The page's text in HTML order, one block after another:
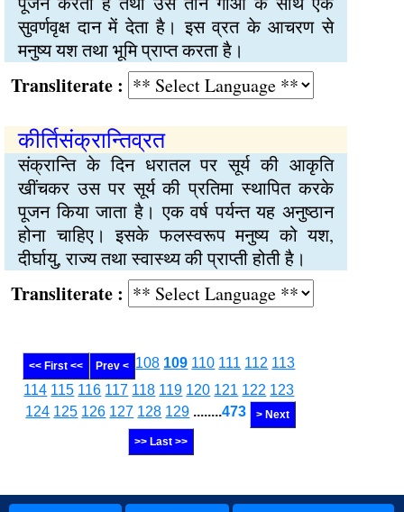
सुवर्णवृक्ष दान में देता है। इस व्रत के आचरण से
मनुष्य यश तथा भूमि प्राप्त करता है।
:
कीर्तिसंक्रान्तिव्रत
संक्रान्ति के दिन धरातल पर सूर्य की आकृति
खींचकर उस पर सूर्य की प्रतिमा स्थापित करके
पूजन किया जाता है। एक वर्ष पर्यन्त यह अनुष्ठान
होना चाहिए। इसके फलस्वरूप मनुष्य को यश,
दीर्घायु, राज्य तथा स्वास्थ्य की प्राप्ती होती है।
:
<< First << Prev < 108 109 110 111 112 113
114 115 116 117 118 119 120 121 122 123
124 125 126 127 128 129 ........473 > Next
>> Last >>